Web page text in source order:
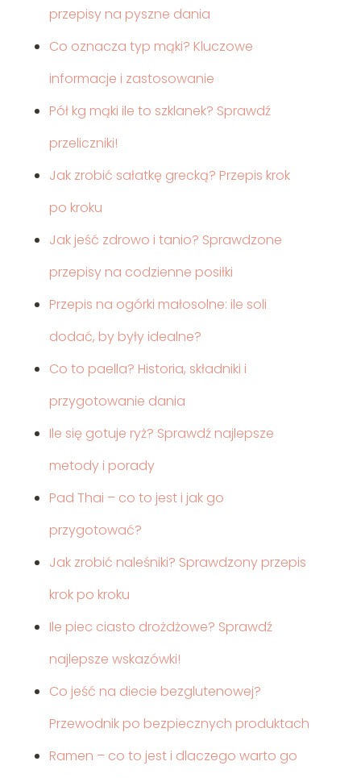
przepisy na pyszne dania
Co oznacza typ mąki? Kluczowe
informacje i zastosowanie
Pół kg mąki ile to szklanek? Sprawdź
przeliczniki!
Jak zrobić sałatkę grecką? Przepis krok
po kroku
Jak jeść zdrowo i tanio? Sprawdzone
przepisy na codzienne posiłki
Przepis na ogórki małosolne: ile soli
dodać, by były idealne?
Co to paella? Historia, składniki i
przygotowanie dania
Ile się gotuje ryż? Sprawdź najlepsze
metody i porady
Pad Thai – co to jest i jak go
przygotować?
Jak zrobić naleśniki? Sprawdzony przepis
krok po kroku
Ile piec ciasto drożdżowe? Sprawdź
najlepsze wskazówki!
Co jeść na diecie bezglutenowej?
Przewodnik po bezpiecznych produktach
Ramen – co to jest i dlaczego warto go